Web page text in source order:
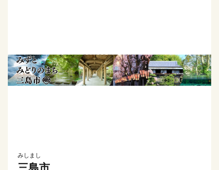
みしまし